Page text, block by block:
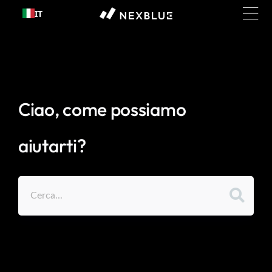
Passa al
contenuto
IT
Ciao, come possiamo
aiutarti?